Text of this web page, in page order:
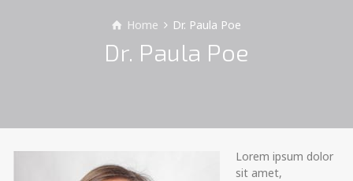
Home Dr. Paula Poe
Dr. Paula Poe
Lorem ipsum dolor
sit amet,